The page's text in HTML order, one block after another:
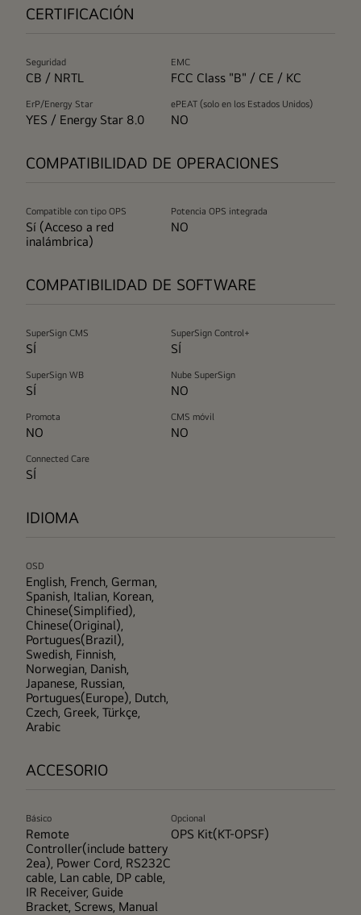
CERTIFICACIÓN
Seguridad
CB / NRTL
EMC
FCC Class "B" / CE / KC
ErP/Energy Star
YES / Energy Star 8.0
ePEAT (solo en los Estados Unidos)
NO
COMPATIBILIDAD DE OPERACIONES
Compatible con tipo OPS
Sí (Acceso a red
inalámbrica)
Potencia OPS integrada
NO
COMPATIBILIDAD DE SOFTWARE
SuperSign CMS
SÍ
SuperSign Control+
SÍ
SuperSign WB
SÍ
Nube SuperSign
NO
Promota
NO
CMS móvil
NO
Connected Care
SÍ
IDIOMA
OSD
English, French, German,
Spanish, Italian, Korean,
Chinese(Simplified),
Chinese(Original),
Portugues(Brazil),
Swedish, Finnish,
Norwegian, Danish,
Japanese, Russian,
Portugues(Europe), Dutch,
Czech, Greek, Türkçe,
Arabic
ACCESORIO
Básico
Remote
Controller(include battery
2ea), Power Cord, RS232C
cable, Lan cable, DP cable,
IR Receiver, Guide
Bracket, Screws, Manual
Opcional
OPS Kit(KT-OPSF)